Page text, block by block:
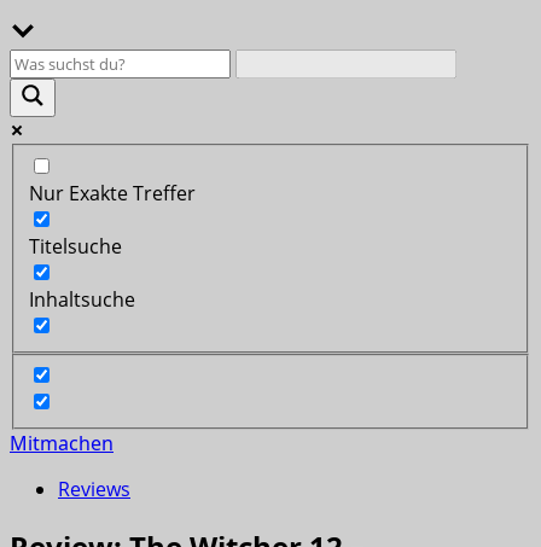
Nur Exakte Treffer
Titelsuche
Inhaltsuche
Mitmachen
Reviews